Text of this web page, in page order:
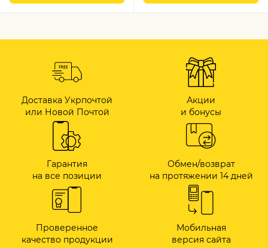
Доставка Укрпочтой
или Новой Почтой
Акции
и бонусы
Гарантия
на все позиции
Обмен/возврат
на протяжении 14 дней
Проверенное
качество продукции
Мобильная
версия сайта